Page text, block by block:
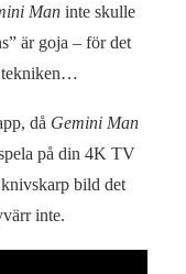
Man inte skulle
är goja – för det
tekniken…
då Gemini Man
på din 4K TV
bild det
inte.